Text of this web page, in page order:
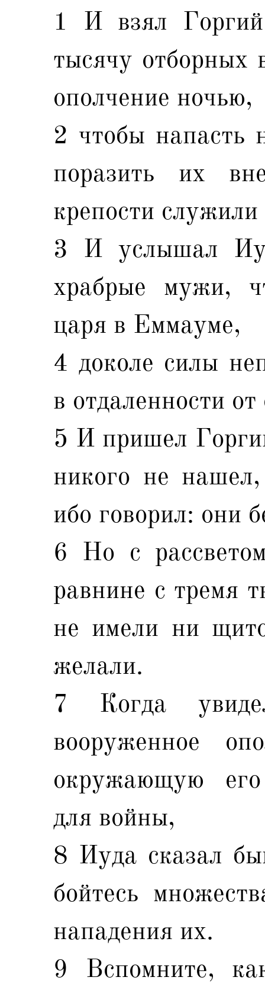
1 И взял
тысячу отборных
ополчение ночью,
2 чтобы напасть
поразить их
крепости
3 И услышал
храбрые мужи,
царя в Еммауме,
4 доколе силы
в отдаленности
5 И пришел
никого не
ибо говорил: они
6 Но с
равнине с тремя
не имели ни
желали.
7 Когда
вооруженное
окружающую
для войны,
8 Иуда сказал
бойтесь
нападения их.
9 Вспомните,